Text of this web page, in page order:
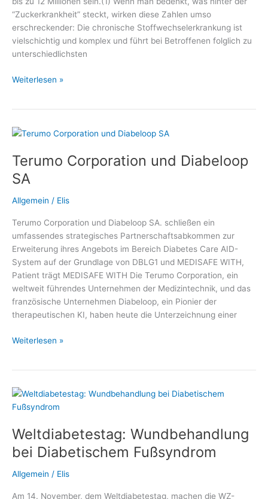
“Zuckerkrankheit” steckt, wirken diese Zahlen umso
erschreckender: Die chronische Stoffwechselerkrankung ist
vielschichtig und komplex und führt bei Betroffenen folglich zu
unterschiedlichsten
Spezielle
–
und
Gesundheit,
Fachmediziner
und
Weiterlesen »
Terumo Corporation und Diabeloop
SA
Allgemein / Elis
Terumo Corporation und Diabeloop SA. schließen ein
umfassendes strategisches Partnerschaftsabkommen zur
Erweiterung ihres Angebots im Bereich Diabetes Care AID-
System auf der Grundlage von DBLG1 und MEDISAFE WITH,
Patient trägt MEDISAFE WITH Die Terumo Corporation, ein
weltweit führendes Unternehmen der Medizintechnik, und das
französische Unternehmen Diabeloop, ein Pionier der
therapeutischen KI, haben heute die Unterzeichnung einer
Terumo
SA
Weiterlesen »
Weltdiabetestag: Wundbehandlung
bei Diabetischem Fußsyndrom
Allgemein / Elis
Am 14. November, dem Weltdiabetestag, machen die WZ-